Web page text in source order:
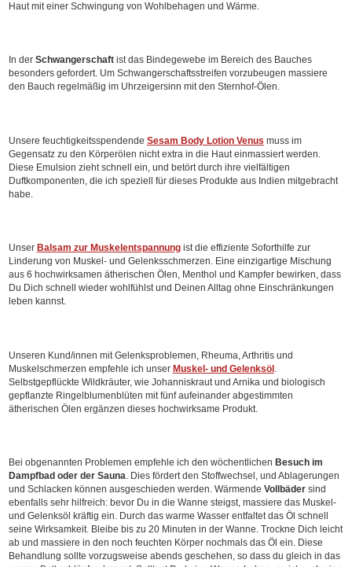
Haut mit einer Schwingung von Wohlbehagen und Wärme.
In der Schwangerschaftist das Bindegewebe im Bereich des Bauches
besonders gefordert. Um Schwangerschaftsstreifen vorzubeugen massiere
den Bauch regelmäßig im Uhrzeigersinn mit den Sternhof-Ölen.
Unsere feuchtigkeitsspendende Sesam Body Lotion Venus muss im
Gegensatz zu den Körperölen nicht extra in die Haut einmassiert werden.
Diese Emulsion zieht schnell ein, und betört durch ihre vielfältigen
Duftkomponenten, die ich speziell für dieses Produkte aus Indien mitgebracht
habe.
Unser Balsam zur Muskelentspannungist die effiziente Soforthilfe zur
Linderung von Muskel- und Gelenksschmerzen. Eine einzigartige Mischung
aus 6 hochwirksamen ätherischen Ölen, Menthol und Kampfer bewirken, dass
Du Dich schnell wieder wohlfühlst und Deinen Alltag ohne Einschränkungen
leben kannst.
Unseren Kund/innen mit Gelenksproblemen, Rheuma, Arthritis und
Muskelschmerzen empfehle ich unser Muskel- und Gelenksöl
Selbstgepflückte Wildkräuter, wie Johanniskraut und Arnika und biologisch
gepflanzte Ringelblumenblüten mit fünf aufeinander abgestimmten
ätherischen Ölen ergänzen dieses hochwirksame Produkt.
Bei obgenannten Problemen empfehle ich den wöchentlichen Besuch im
Dampfbad oder der Sauna . Dies fördert den Stoffwechsel, und Ablagerungen
und Schlacken können ausgeschieden werden. Wärmende Vollbädersind
ebenfalls sehr hilfreich: bevor Du in die Wanne steigst, massiere das Muskel-
und Gelenksöl kräftig ein. Durch das warme Wasser entfaltet das Öl schnell
seine Wirksamkeit. Bleibe bis zu 20 Minuten in der Wanne. Trockne Dich leicht
ab und massiere in den noch feuchten Körper nochmals das Öl ein. Diese
Behandlung sollte vorzugsweise abends geschehen, so dass du gleich in das